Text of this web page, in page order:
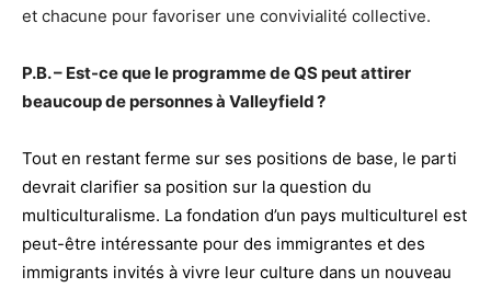
et chacune pour favoriser une convivialité collective.
P.B. – Est-ce que le programme de QS peut attirer
beaucoup de personnes à Valleyfield ?
Tout en restant ferme sur ses positions de base, le parti
devrait clarifier sa position sur la question du
multiculturalisme. La fondation d’un pays multiculturel est
peut-être intéressante pour des immigrantes et des
immigrants invités à vivre leur culture dans un nouveau